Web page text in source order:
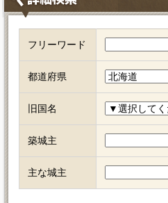
フリーワード
都道府県
旧国名
築城主
主な城主